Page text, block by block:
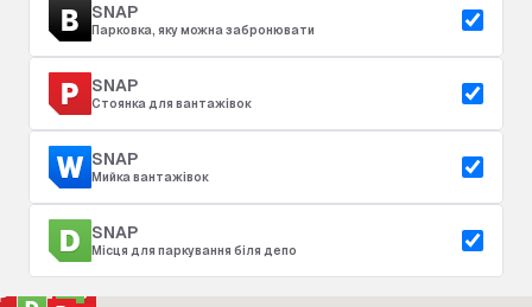
SNAP
Парковка, яку можна забронювати
SNAP
Стоянка для вантажівок
SNAP
Мийка вантажівок
SNAP
Місця для паркування біля депо